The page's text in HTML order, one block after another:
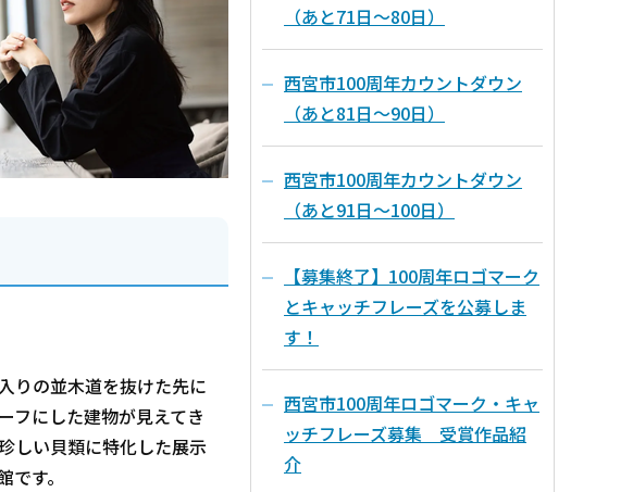
りの並木道を抜けた先に
フにした建物が見えてき
しい貝類に特化した展示
す。
（あと71日～80日）
西宮市100周年カウントダウン
（あと81日～90日）
西宮市100周年カウントダウン
（あと91日～100日）
【募集終了】100周年ロゴマーク
とキャッチフレーズを公募しま
す！
西宮市100周年ロゴマーク・キャ
ッチフレーズ募集 受賞作品紹
介